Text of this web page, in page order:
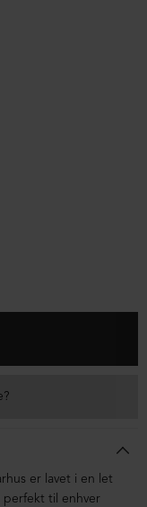
er lavet i en let
til enhver